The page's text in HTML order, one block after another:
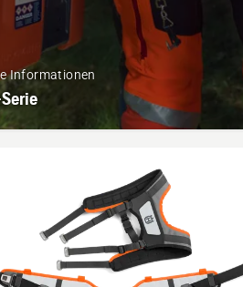
Informationen